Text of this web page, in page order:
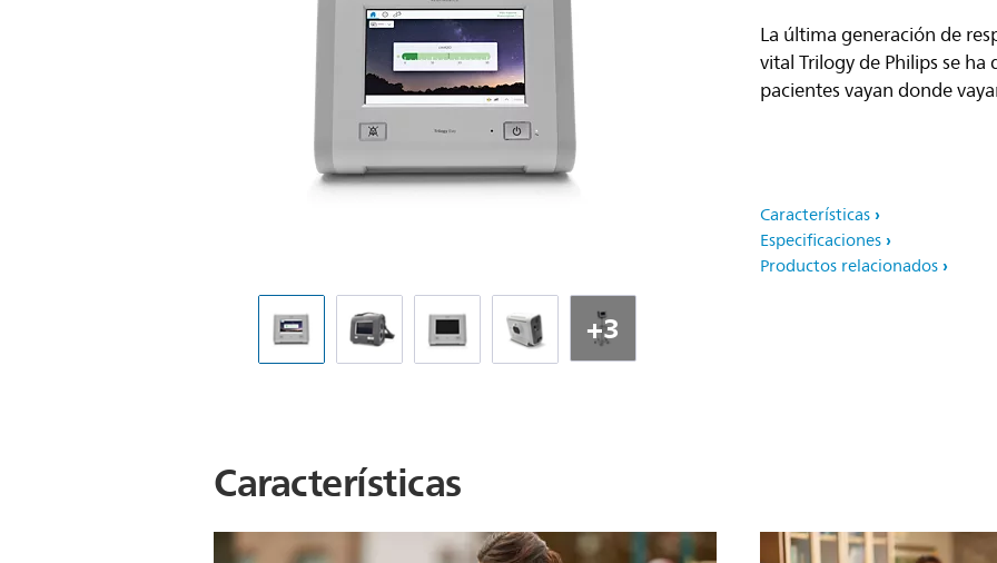
+3
La última generación de
vital Trilogy de Philips se
pacientes vayan donde
Características
Especificaciones
Productos relacionados
Características